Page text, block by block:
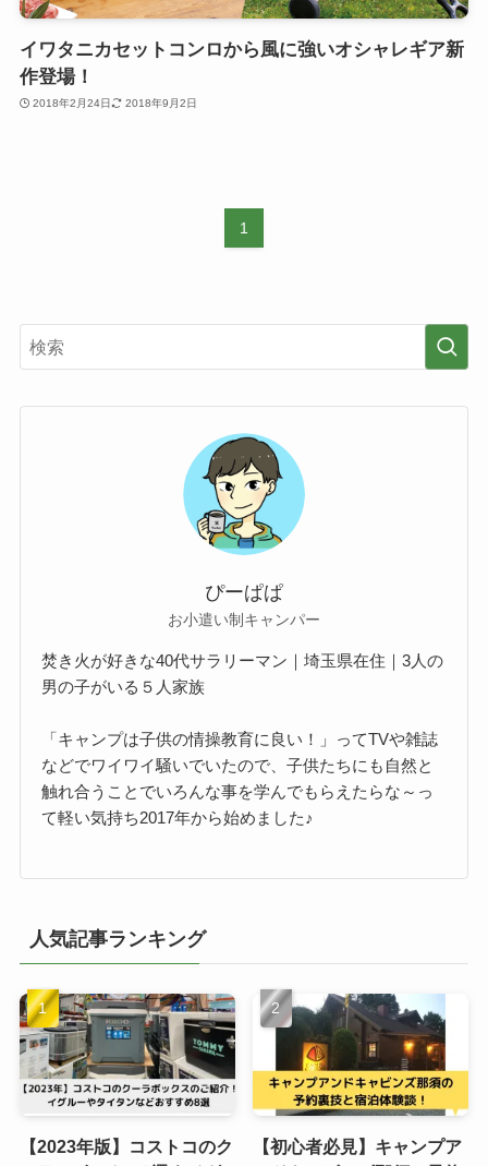
イワタニカセットコンロから風に強いオシャレギア新
作登場！
2018年2月24日 2018年9月2日
1
ぴーぱぱ
お小遣い制キャンパー
焚き火が好きな40代サラリーマン｜埼玉県在住｜3人の
男の子がいる５人家族
「キャンプは子供の情操教育に良い！」ってTVや雑誌
などでワイワイ騒いでいたので、子供たちにも自然と
触れ合うことでいろんな事を学んでもらえたらな～っ
て軽い気持ち2017年から始めました♪
人気記事ランキング
【2023年版】コストコのク
【初心者必見】キャンプア